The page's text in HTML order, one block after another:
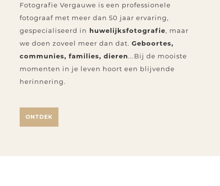
Fotografie Vergauwe is een professionele
fotograaf met meer dan 50 jaar ervaring,
gespecialiseerd in huwelijksfotografie, maar
we doen zoveel meer dan dat. Geboortes,
communies, families, dieren...Bij de mooiste
momenten in je leven hoort een blijvende
herinnering.
ONTDEK